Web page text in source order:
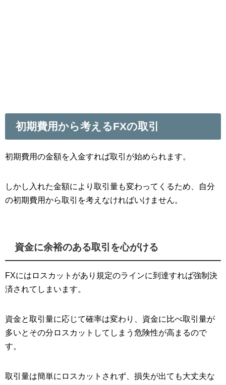
初期費用から考えるFXの取引
初期費用の金額を入金すれば取引が始められます。
しかし入れた金額により取引量も変わってくるため、自分
の初期費用から取引を考えなければいけません。
資金に余裕のある取引を心がける
FXにはロスカットがあり規定のラインに到達すれば強制決
済されてしまいます。
資金と取引量に応じて確率は変わり、資金に比べ取引量が
多いとその分ロスカットしてしまう危険性が高まるので
す。
取引量は簡単にロスカットされず、損失が出ても大丈夫な